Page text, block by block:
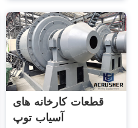
قطعات کارخانه های
آسیاب توپ